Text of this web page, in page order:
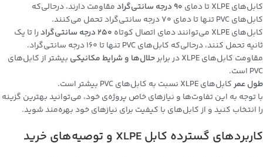
کابل‌های XLPE تا دمای
90 درجه سانتی‌گراد
مقاومت دارند، درحالی‌که
کابل‌های PVC تنها تا دمای 70 درجه سانتی‌گراد تحمل می‌کنند.
کابل‌های XLPE می‌توانند دمای اتصال کوتاه
250 درجه سانتی‌گراد
را تا یک
ثانیه تحمل کنند، درحالی‌که کابل‌های PVC تنها تا 160 درجه سانتی‌گراد.
مقاومت کابل‌های XLPE در برابر
حلال‌ها و شرایط مکانیکی بیشتر از کابل‌های
PVC است.
طول عمرکابل‌های XLPE نسبت به کابل‌های PVC بیشتر است.
با توجه به این تفاوت‌ها و نیازهای خاص پروژه‌ی خود، می‌توانید بهترین گزینه
را انتخاب کنید و از کابل‌های با کیفیت برای نیازهای خود بهره‌مند شوید.
کاربردهای گسترده کابل XLPE و توصیه‌های خرید